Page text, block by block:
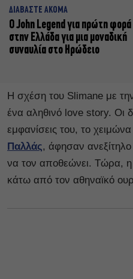
ΔΙΑΒΑΣΤΕ ΑΚΟΜΑ
Ο John Legend για πρώτη φορά
στην Ελλάδα για μια μοναδική
συναυλία στο Ηρώδειο
Η σχέση του Slimane με
ένα αληθινό love story. Οι
εμφανίσεις του, το
Παλλάς, άφησαν ανεξίτηλο
να τον αποθεώνει. Τώρα, η
κάτω από τον αθηναϊκό